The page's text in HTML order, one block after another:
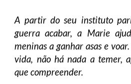
A partir do seu instituto
guerra acabar, a Marie
meninas a ganhar asas e
vida, não há nada a temer,
que compreender.